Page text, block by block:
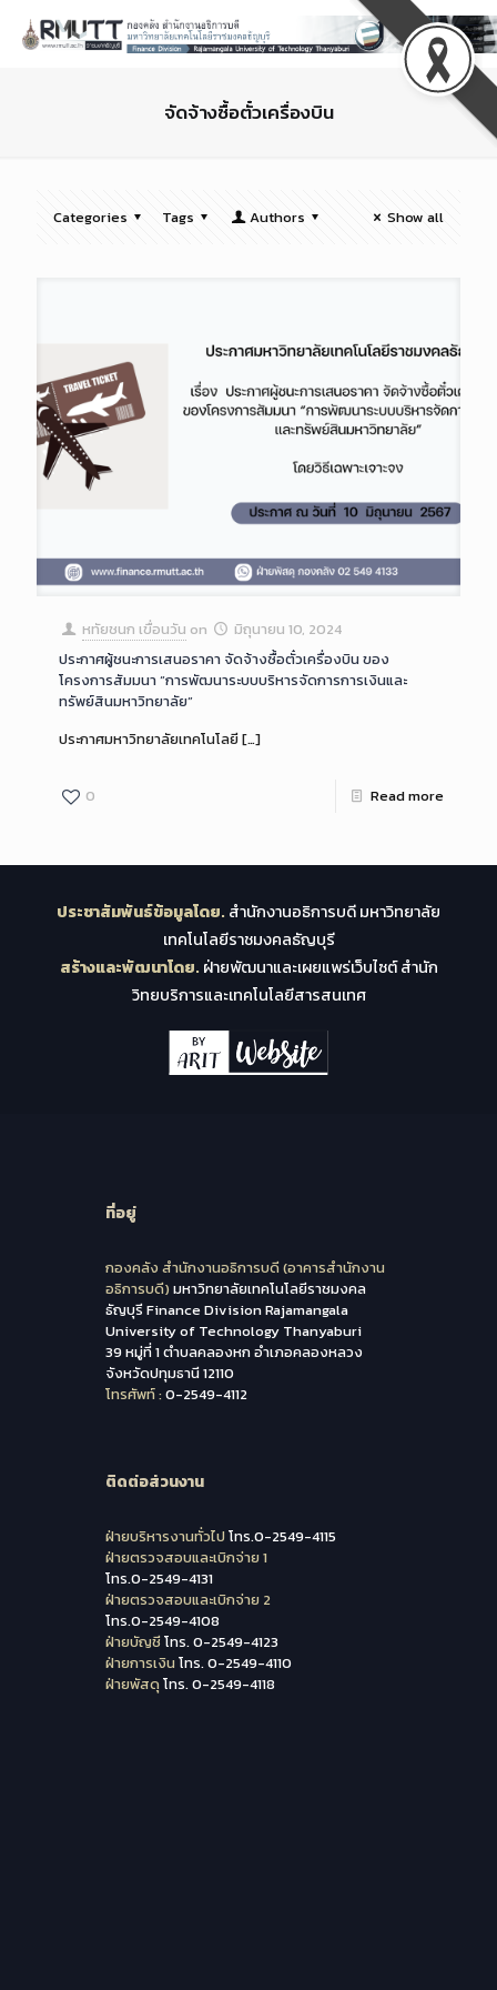
จัดจ้างซื้อตั๋วเครื่องบิน
Categories Tags Authors Show all
หทัยชนก เขื่อนวัน on
มิถุนายน 10, 2024
ประกาศผู้ชนะการเสนอราคา จัดจ้างซื้อตั๋วเครื่องบิน ของ
โครงการสัมมนา “การพัฒนาระบบบริหารจัดการการเงินและ
ทรัพย์สินมหาวิทยาลัย”
ประกาศมหาวิทยาลัยเทคโนโลยี[…]
0 Read more
ประชาสัมพันธ์ข้อมูลโดย. สำนักงานอธิการบดี มหาวิทยาลัย
เทคโนโลยีราชมงคลธัญบุรี
สร้างและพัฒนาโดย. ฝ่ายพัฒนาและเผยแพร่เว็บไซต์ สำนัก
วิทยบริการและเทคโนโลยีสารสนเทศ
ที่อยู่
กองคลัง สำนักงานอธิการบดี (อาคารสำนักงาน
อธิการบดี) มหาวิทยาลัยเทคโนโลยีราชมงคล
ธัญบุรี Finance Division Rajamangala
University of Technology Thanyaburi
39 หมู่ที่ 1 ตำบลคลองหก อำเภอคลองหลวง
จังหวัดปทุมธานี 12110
โทรศัพท์ : 0-2549-4112
ติดต่อส่วนงาน
ฝ่ายบริหารงานทั่วไป โทร.0-2549-4115
ฝ่ายตรวจสอบและเบิกจ่าย 1
โทร.0-2549-4131
ฝ่ายตรวจสอบและเบิกจ่าย 2
โทร.0-2549-4108
ฝ่ายบัญชีโทร. 0-2549-4123
ฝ่ายการเงิน โทร. 0-2549-4110
ฝ่ายพัสดุ โทร. 0-2549-4118